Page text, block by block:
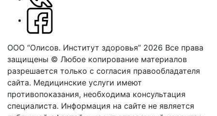
ООО “Олисов. Институт здоровья” 2026 Все права
защищены © Любое копирование материалов
разрешается только с согласия правообладателя
сайта. Медицинские услуги имеют
противопоказания, необходима консультация
специалиста. Информация на сайте не является